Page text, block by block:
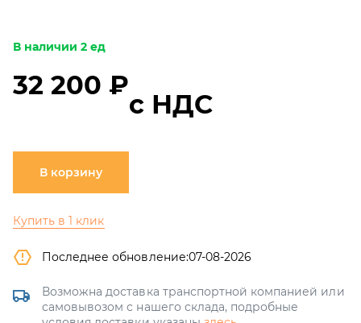
В наличии 2 ед
32 200 ₽
с НДС
В корзину
Купить в 1 клик
Последнее обновление:07-08-2026
Возможна доставка транспортной компанией или
самовывозом с нашего склада, подробные